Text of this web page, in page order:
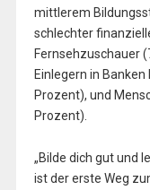
mittlerem
schlechter
Fernsehzuschauer
Einlegern in
Prozent), und
Prozent).
„Bilde dich gut und
ist der erste Weg